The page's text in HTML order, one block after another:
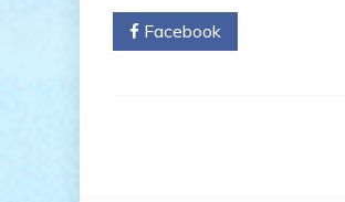
Facebook